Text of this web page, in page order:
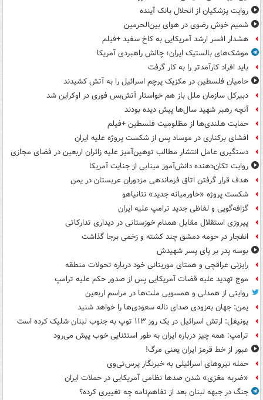
روایت پزشکیان از انحلال بانک آینده
شمیم خوش رضوی در هوای بین‌الحرمین
هشدار افسر ارشد آمریکایی به کاخ سفید +فیلم
موشک‌های بالستیک ایران؛ چالش راهبردی آمریکا
باید افراد کارآمدتر را به کار گرفت
حامیان فلسطین در مکزیک پرچم اسرائیل را به آتش کشیدند
دبیرکل سازمان ملل باز هم خواستار آتش‌بس فوری در اوکراین شد
آنچه رهبر شهید سال‌ها پیش دیده بودند
حمایت هلندی‌ها از مظلومیت فلسطین +فیلم
افشای برکناری در موساد پس از شکست پروژه علیه ایران
دستگیری عامل انتشار مطالب توهین‌آمیز علیه زائران اربعین در فضای مجازی
روایت تکان‌دهنده دانش‌آموز مینابی از جنایت آمریکا
هدف قرار گرفتن اتاق‌ فرماندهی مزدوران عربستان در یمن
شکست پروژه «خاورمیانه جدید» نتانیاهو
گزافه‌گویی و لفاظی جدید ترامپ علیه ایران
پیروزی استقلال مقابل همنام خوزستانی در دیداری تدارکاتی
انفجار در حومه دمشق چند کشته و زخمی برجا گذاشت
بوسه‌ پدر بر پای پسر شهیدش
رایزنی عراقچی و همتای موریتانی خود درباره تحولات منطقه
موج تهدید علیه قضات آمریکایی پس از صدور حکم علیه ترامپ
روایتی از همدلی و همسویی ملت‌ها در مراسم اربعین
یمن: جهان به‌زودی صدای ناله سعودی‌ها را خواهد شنید
یونیفل: ارتش اسرائیل در یک روز ۱۱۳ توپ به جنوب لبنان شلیک کرده است
ترامپ: همه چیز درباره ایران به طور استثنایی خوب پیش می‌رود
عبور از خط قرمز ایران یعنی مرگ!
حمله نیروهای اسرائیلی به خبرنگار پرس‌تی‌وی
«ضربه مغزی» شدن صدها نظامی آمریکایی در حملات ایران
جنگ در جبهه لبنان بعد از تفاهم‌نامه چه تغییری کرده؟